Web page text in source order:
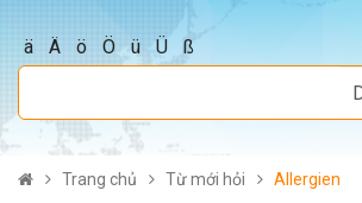
ä Ä ö Ö ü Ü ß
Trang chủ Từ mới hỏi Allergien